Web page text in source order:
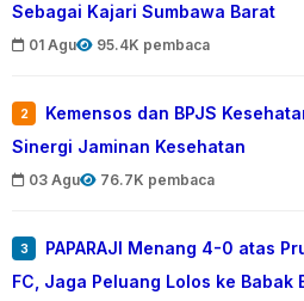
Sebagai Kajari Sumbawa Barat
01 Agu 95.4K pembaca
2
Kemensos dan BPJS
Sinergi Jaminan Kesehatan
03 Agu 76.7K pembaca
3
PAPARAJI Menang 4-0 atas
FC, Jaga Peluang Lolos ke Babak